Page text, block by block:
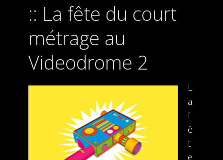
La fête du court
métrage au
Videodrome 2
L
a
f
ê
t
e